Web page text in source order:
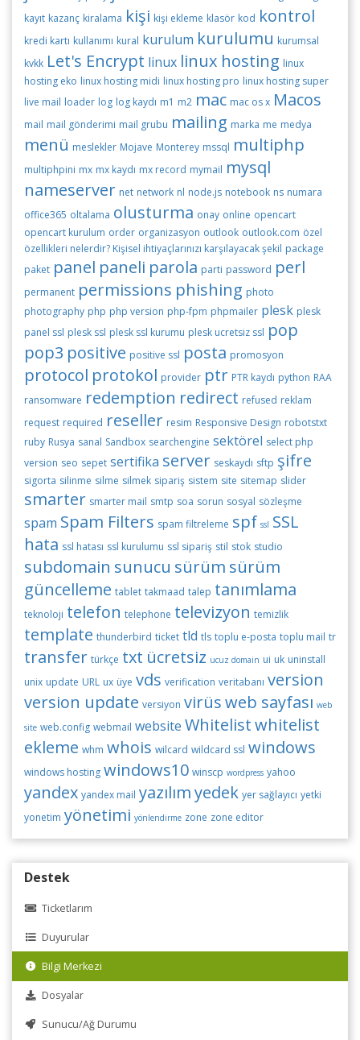
kayıt kazanç kiralama kişi kişi ekleme klasör kod kontrol
kredi kartı kullanımı kural kurulum kurulumu kurumsal
kvkk Let's Encrypt linux linux hosting linux
hosting eko linux hosting midi linux hosting pro linux hosting super
live mail loader log log kaydı m1 m2 mac mac os x Macos
mail mail gönderimi mail grubu mailing marka me medya
menü meslekler Mojave Monterey mssql multiphp
multiphpini mx mx kaydı mx record mymail mysql
nameserver net network nl node.js notebook ns numara
office365 oltalama olusturma onay online opencart
opencart kurulum order organizasyon outlook outlook.com özel
özellikleri nelerdir? Kişisel ihtiyaçlarınızı karşılayacak şekil package
paket panel paneli parola parti password perl
permanent permissions phishing photo
photography php php version php-fpm phpmailer plesk plesk
panel ssl plesk ssl plesk ssl kurumu plesk ucretsiz ssl pop
pop3 positive positive ssl posta promosyon
protocol protokol provider ptr PTR kaydı python RAA
ransomware redemption redirect refused reklam
request required reseller resim Responsive Design robotstxt
ruby Rusya sanal Sandbox searchengine sektörel select php
version seo sepet sertifika server seskaydı sftp şifre
sigorta silinme silme silmek sipariş sistem site sitemap slider
smarter smarter mail smtp soa sorun sosyal sözleşme
spam Spam Filters spam filtreleme spf ssl SSL
hata ssl hatası ssl kurulumu ssl sipariş stil stok studio
subdomain sunucu sürüm sürüm
güncelleme tablet takmaad talep tanımlama
teknoloji telefon telephone televizyon temizlik
template thunderbird ticket tld tls toplu e-posta toplu mail tr
transfer türkçe txt ücretsiz ucuz domain ui uk uninstall
unix update URL ux üye vds verification veritabanı version
version update versiyon virüsweb sayfası web
site web.config webmail website Whitelistwhitelist
ekleme whm whois wilcard wildcard ssl windows
windows hosting windows10 winscp wordpress yahoo
yandex yandex mail yazılımyedek yer sağlayıcı yetki
yonetim yönetimi yönlendirme zone zone editor
Destek
Ticketlarım
Duyurular
Bilgi Merkezi
Dosyalar
Sunucu/Ağ Durumu